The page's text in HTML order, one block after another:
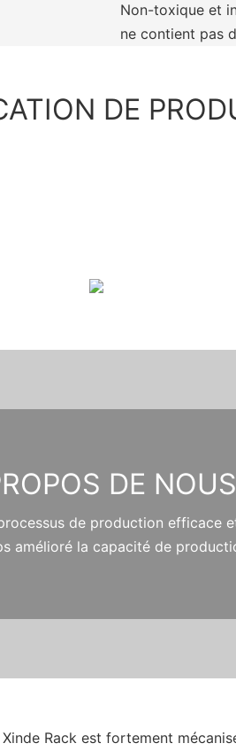
Non-toxique et
ne contient pas
DE
DE NOUS
de production efficace
amélioré la capacité de
Rack est fortement